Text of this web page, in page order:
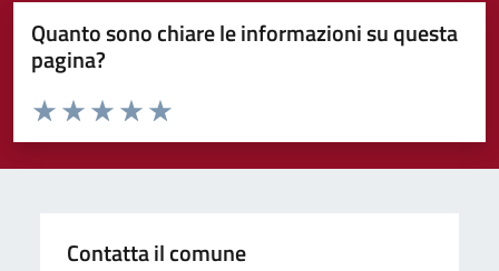
Quanto sono chiare le informazioni su questa
pagina?
Domanda
Valuta da 1 a 5 stelle la pagina
Valuta 5 stelle su 5
Valuta 4 stelle su 5
Valuta 3 stelle su 5
Valuta 2 stelle su 5
Valuta 1 stelle su 5
Contatta il comune